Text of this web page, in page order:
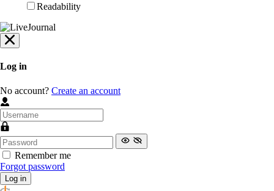
Readability
Log in
No account? Create an account
Remember me
Forgot password
Log in